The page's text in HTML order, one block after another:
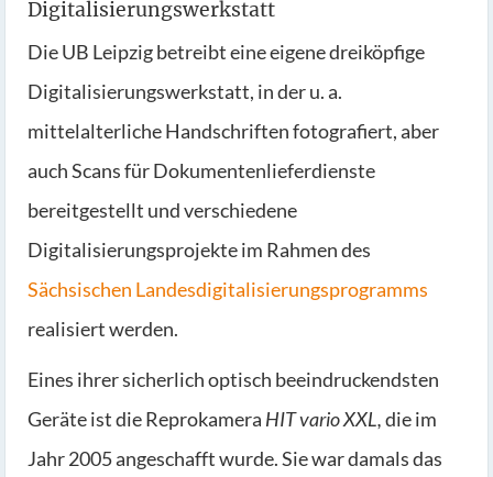
Digitalisierungswerkstatt
Die UB Leipzig betreibt eine eigene dreiköpfige
Digitalisierungswerkstatt, in der u. a.
mittelalterliche Handschriften fotografiert, aber
auch Scans für Dokumentenlieferdienste
bereitgestellt und verschiedene
Digitalisierungsprojekte im Rahmen des
Sächsischen Landesdigitalisierungsprogramms
realisiert werden.
Eines ihrer sicherlich optisch beeindruckendsten
Geräte ist die Reprokamera HIT vario XXL,die im
Jahr 2005 angeschafft wurde. Sie war damals das